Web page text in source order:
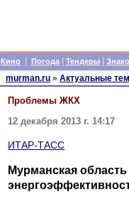
Кино Погода Тендеры
murman.ru » Актуальные
Проблемы ЖКХ
12 декабря 2013 г. 14:17
ИТАР-ТАСС
Мурманская